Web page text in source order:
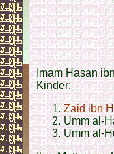
Imam Hasan
Kinder:
Zaid ibn
Umm al-
Umm al-